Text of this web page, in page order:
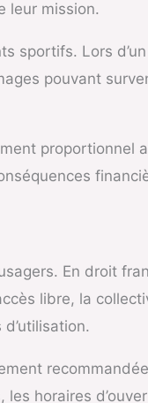
leur mission.
sportifs. Lors
pouvant
proportionnel
En droit
libre, la
horaires